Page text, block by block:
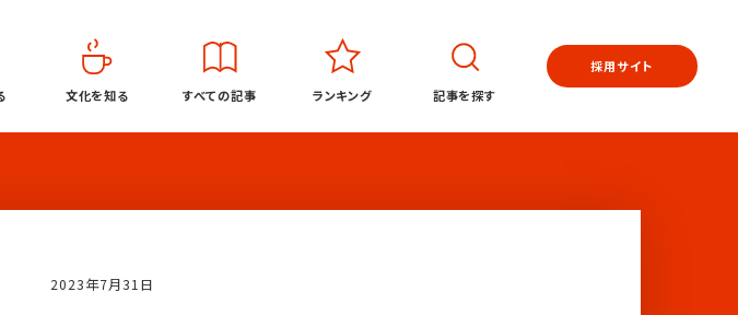
文化を知る すべての記事 ランキング 記事を探す
採用サイト
2023年7月31日